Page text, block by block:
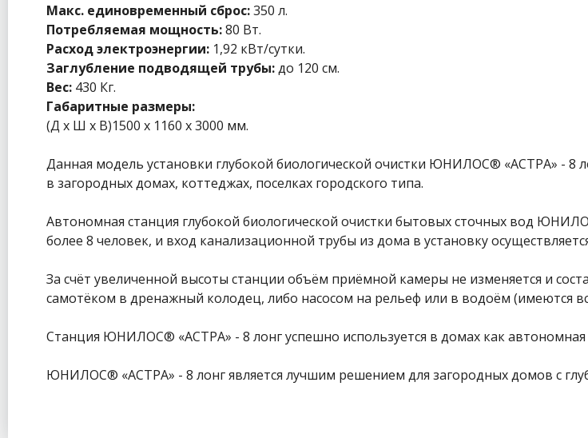
Макс. единовременный сброс:350 л.
Потребляемая мощность:80 Вт.
Расход электроэнергии: 1,92 кВт/сутки.
Заглубление подводящей трубы:до 120 см.
Вес: 430 Кг.
Габаритные размеры:
(Д х Ш х В)1500 x 1160 x 3000 мм.
Данная модель установки глубокой биологической очистки ЮНИЛОС® «АСТРА» - 8
в загородных домах, коттеджах, поселках городского типа.
Автономная станция глубокой биологической очистки бытовых сточных вод
более 8 человек, и вход канализационной трубы из дома в установку
За счёт увеличенной высоты станции объём приёмной камеры не изменяется и
самотёком в дренажный колодец, либо насосом на рельеф или в водоём (имеются
Станция ЮНИЛОС® «АСТРА» - 8 лонг успешно используется в домах как
ЮНИЛОС® «АСТРА» - 8 лонг является лучшим решением для загородных домов с